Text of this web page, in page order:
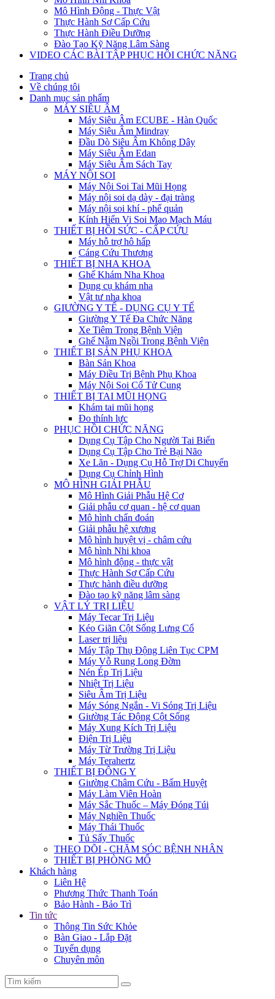
Mô Hình Động - Thực Vật
Thực Hành Sơ Cấp Cứu
Thực Hành Điều Dưỡng
Đào Tạo Kỹ Năng Lâm Sàng
VIDEO CÁC BÀI TẬP PHỤC HỒI CHỨC NĂNG
Trang chủ
Về chúng tôi
Danh mục sản phẩm
MÁY SIÊU ÂM
Máy Siêu Âm ECUBE - Hàn Quốc
Máy Siêu Âm Mindray
Đầu Dò Siêu Âm Không Dây
Máy Siêu Âm Edan
Máy Siêu Âm Sách Tay
MÁY NỘI SOI
Máy Nội Soi Tai Mũi Họng
Máy nội soi dạ dày - đại tràng
Máy nội soi khí - phế quản
Kính Hiển Vi Soi Mao Mạch Máu
THIẾT BỊ HỒI SỨC - CẤP CỨU
Máy hỗ trợ hô hấp
Cáng Cứu Thương
THIẾT BỊ NHA KHOA
Ghế Khám Nha Khoa
Dụng cụ khám nha
Vật tư nha khoa
GIƯỜNG Y TẾ - DỤNG CỤ Y TẾ
Giường Y Tế Đa Chức Năng
Xe Tiêm Trong Bệnh Viện
Ghế Nằm Ngồi Trong Bệnh Viện
THIẾT BỊ SẢN PHỤ KHOA
Bàn Sản Khoa
Máy Điều Trị Bệnh Phụ Khoa
Máy Nội Soi Cổ Tử Cung
THIẾT BỊ TAI MŨI HỌNG
Khám tai mũi họng
Đo thính lực
PHỤC HỒI CHỨC NĂNG
Dụng Cụ Tập Cho Người Tai Biến
Dụng Cụ Tập Cho Trẻ Bại Não
Xe Lăn - Dụng Cụ Hỗ Trợ Di Chuyển
Dụng Cụ Chỉnh Hình
MÔ HÌNH GIẢI PHẪU
Mô Hình Giải Phẫu Hệ Cơ
Giải phẫu cơ quan - hệ cơ quan
Mô hình chẩn đoán
Giải phẫu hệ xương
Mô hình huyệt vị - châm cứu
Mô hình Nhi khoa
Mô hình động - thực vật
Thực Hành Sơ Cấp Cứu
Thực hành điều dưỡng
Đào tạo kỹ năng lâm sàng
VẬT LÝ TRỊ LIỆU
Máy Tecar Trị Liệu
Kéo Giãn Cột Sống Lưng Cổ
Laser trị liệu
Máy Tập Thụ Động Liên Tục CPM
Máy Vỗ Rung Long Đờm
Nén Ép Trị Liệu
Nhiệt Trị Liệu
Siêu Âm Trị Liệu
Máy Sóng Ngắn - Vi Sóng Trị Liệu
Giường Tác Động Cột Sống
Máy Xung Kích Trị Liệu
Điện Trị Liệu
Máy Từ Trường Trị Liệu
Máy Terahertz
THIẾT BỊ ĐÔNG Y
Giường Châm Cứu - Bấm Huyệt
Máy Làm Viên Hoàn
Máy Sắc Thuốc – Máy Đóng Túi
Máy Nghiền Thuốc
Máy Thái Thuốc
Tủ Sấy Thuốc
THEO DÕI - CHĂM SÓC BỆNH NHÂN
THIẾT BỊ PHÒNG MỔ
Khách hàng
Liên Hệ
Phương Thức Thanh Toán
Bảo Hành - Bảo Trì
Tin tức
Thông Tin Sức Khỏe
Bàn Giao - Lắp Đặt
Tuyển dụng
Chuyên môn